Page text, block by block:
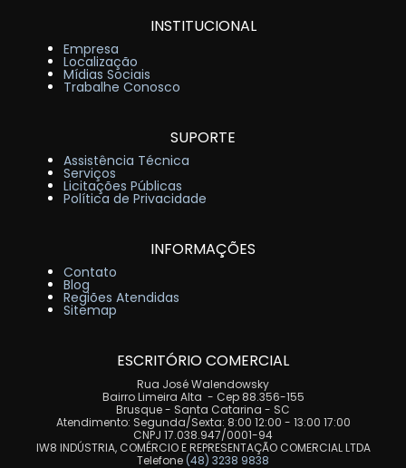
INSTITUCIONAL
Empresa
Localização
Mídias Sociais
Trabalhe Conosco
SUPORTE
Assistência Técnica
Serviços
Licitações Públicas
Política de Privacidade
INFORMAÇÕES
Contato
Blog
Regiões Atendidas
Sitemap
ESCRITÓRIO COMERCIAL
Rua José Walendowsky
Bairro Limeira Alta - Cep 88.356-155
Brusque - Santa Catarina - SC
Atendimento: Segunda/Sexta: 8:00 12:00 - 13:00 17:00
CNPJ 17.038.947/0001-94
IW8 INDÚSTRIA, COMÉRCIO E REPRESENTAÇÃO COMERCIAL LTDA
Telefone (48) 3238 9838